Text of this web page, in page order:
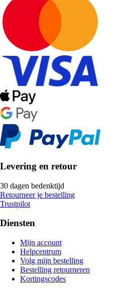
Levering en retour
30 dagen bedenktijd
Retourneer je bestelling
Trustpilot
Diensten
Mijn account
Helpcentrum
Volg mijn bestelling
Bestelling retourneren
Kortingscodes